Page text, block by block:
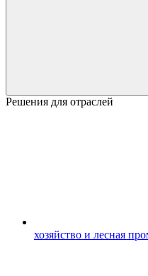
Решения для отраслей
хозяйство и лесная